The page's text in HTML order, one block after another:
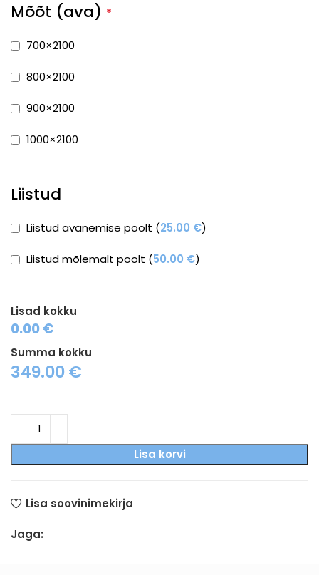
Mõõt (ava) *
700×2100
800×2100
900×2100
1000×2100
Liistud
Liistud avanemise poolt (25.00 €)
Liistud mõlemalt poolt (50.00 €)
Lisad kokku
0.00 €
Summa kokku
349.00€
Lisa korvi
Lisa soovinimekirja
Jaga: